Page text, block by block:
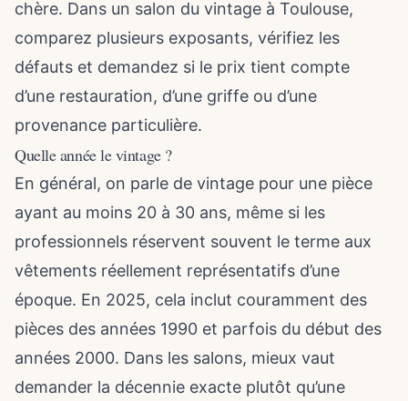
chère. Dans un salon du vintage à Toulouse,
comparez plusieurs exposants, vérifiez les
défauts et demandez si le prix tient compte
d’une restauration, d’une griffe ou d’une
provenance particulière.
Quelle année le vintage ?
En général, on parle de vintage pour une pièce
ayant au moins 20 à 30 ans, même si les
professionnels réservent souvent le terme aux
vêtements réellement représentatifs d’une
époque. En 2025, cela inclut couramment des
pièces des années 1990 et parfois du début des
années 2000. Dans les salons, mieux vaut
demander la décennie exacte plutôt qu’une